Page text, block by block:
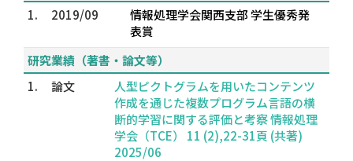
1.
2019/09
情報処理学会関西支部 学生優秀発
表賞
研究業績（著書・論文等）
1.
論文
人型ピクトグラムを用いたコンテンツ
作成を通じた複数プログラム言語の横
断的学習に関する評価と考察 情報処理
学会（TCE） 11 (2),22-31頁 (共著)
2025/06